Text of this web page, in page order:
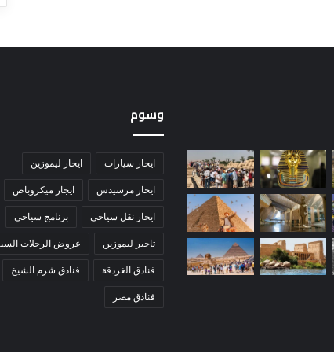
وسوم
ايجار سيارات ايجار ليموزين
ايجار مرسيدس ايجار ميكروباص
ايجار نقل سياحي برنامج سياحي
تاجير ليموزين عروض الرحلات
فنادق الغردقة فنادق شرم الشيخ
فنادق مصر